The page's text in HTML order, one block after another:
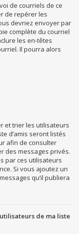
de courriels de ce
de repérer les
devriez envoyer par
complète du courriel
les en-têtes
Il pourra alors
et trier les utilisateurs
d’amis seront listés
afin de consulter
des messages privés.
par ces utilisateurs
Si vous ajoutez un
qu’il publiera
de ma liste